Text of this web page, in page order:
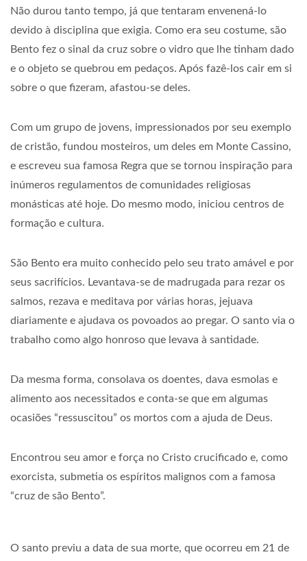
Não durou tanto tempo, já que tentaram envenená-lo
devido à disciplina que exigia. Como era seu costume, são
Bento fez o sinal da cruz sobre o vidro que lhe tinham dado
e o objeto se quebrou em pedaços. Após fazê-los cair em si
sobre o que fizeram, afastou-se deles.
Com um grupo de jovens, impressionados por seu exemplo
de cristão, fundou mosteiros, um deles em Monte Cassino,
e escreveu sua famosa Regra que se tornou inspiração para
inúmeros regulamentos de comunidades religiosas
monásticas até hoje. Do mesmo modo, iniciou centros de
formação e cultura.
São Bento era muito conhecido pelo seu trato amável e por
seus sacrifícios. Levantava-se de madrugada para rezar os
salmos, rezava e meditava por várias horas, jejuava
diariamente e ajudava os povoados ao pregar. O santo via o
trabalho como algo honroso que levava à santidade.
Da mesma forma, consolava os doentes, dava esmolas e
alimento aos necessitados e conta-se que em algumas
ocasiões “ressuscitou” os mortos com a ajuda de Deus.
Encontrou seu amor e força no Cristo crucificado e, como
exorcista, submetia os espíritos malignos com a famosa
“cruz de são Bento”.
O santo previu a data de sua morte, que ocorreu em 21 de